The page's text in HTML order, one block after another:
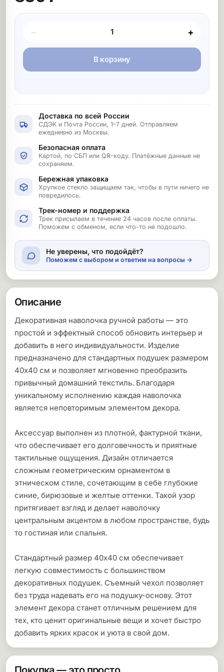
Покупка товара
− +
В корзину
Доставка по всей России
СДЭК и Почта России, 1–7 дней. Отправляем
ежедневно из Москвы.
Безопасная оплата
Картой, по СБП или QR-коду. Платёжные данные не
сохраняем.
Бережная упаковка
Хрупкое стекло защищаем так, чтобы в пути ничего не
повредилось.
Трек-номер и поддержка
Трек присылаем в течение 24 часов после оплаты.
Поможем с обменом, если что-то не подошло.
Не уверены, что подойдёт?
Поможем с выбором и ответим на вопросы →
Описание
Декоративная наволочка ручной работы — это
простой и эффектный способ обновить интерьер и
добавить в него индивидуальности. Изделие
предназначено для стандартных подушек размером
40х40 см и позволяет мгновенно преобразить
привычный домашний текстиль. Благодаря
уникальному исполнению каждая наволочка
является неповторимым элементом декора.
Аксессуар выполнен из плотной, фактурной ткани,
что обеспечивает его долговечность и приятные
тактильные ощущения. Дизайн отличается
сложным геометрическим орнаментом в
этническом стиле, сочетающим в себе глубокие
синие, бирюзовые и желтые оттенки. Такой узор
притягивает взгляд и делает наволочку
центральным акцентом в любом пространстве, будь
то гостиная или спальня.
Стандартный размер 40х40 см обеспечивает
легкую совместимость с большинством
декоративных подушек. Съемный чехол позволяет
без труда надевать его на подушку-основу. Этот
элемент декора станет отличным решением для
тех, кто ценит оригинальные вещи и хочет быстро
добавить ярких красок и уюта в свой дом.